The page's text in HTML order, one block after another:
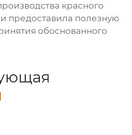
красного
и предоставила полезную
обоснованного